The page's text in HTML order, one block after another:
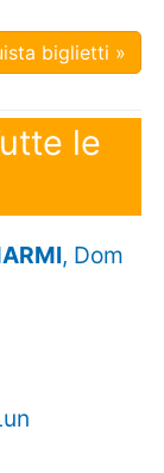
biglietti »
le
, Dom